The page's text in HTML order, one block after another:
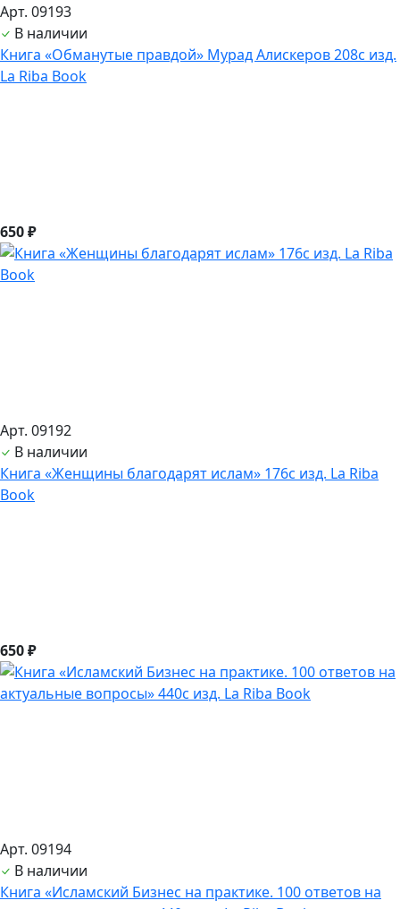
Арт. 09193
В наличии
Книга «Обманутые правдой» Мурад Алискеров 208с изд.
La Riba Book
650 ₽
Арт. 09192
В наличии
Книга «Женщины благодарят ислам» 176с изд. La Riba
Book
650 ₽
Арт. 09194
В наличии
Книга «Исламский Бизнес на практике. 100 ответов на